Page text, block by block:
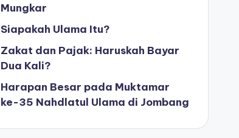
Mungkar
Siapakah Ulama Itu?
Zakat dan Pajak: Haruskah Bayar
Dua Kali?
Harapan Besar pada Muktamar
ke-35 Nahdlatul Ulama di Jombang